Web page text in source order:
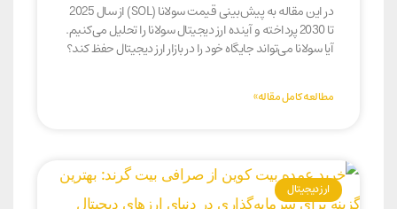
در این مقاله به پیش‌بینی قیمت سولانا (SOL) از سال 2025
تا 2030 پرداخته و آینده ارز دیجیتال سولانا را تحلیل می‌کنیم.
آیا سولانا می‌تواند جایگاه خود را در بازار ارز دیجیتال حفظ کند؟
مطالعه کامل مقاله»
ارز دیجیتال